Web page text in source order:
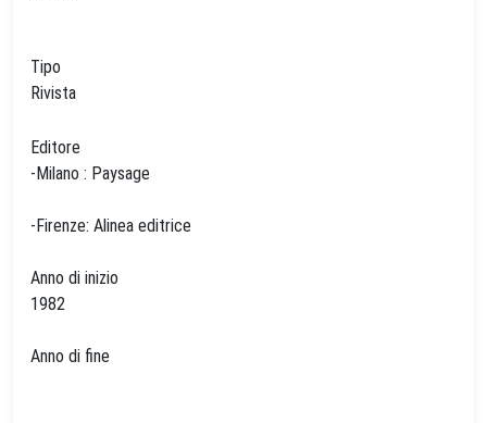
Tipo
Rivista
Editore
-Milano : Paysage
Anno di inizio
Anno di fine